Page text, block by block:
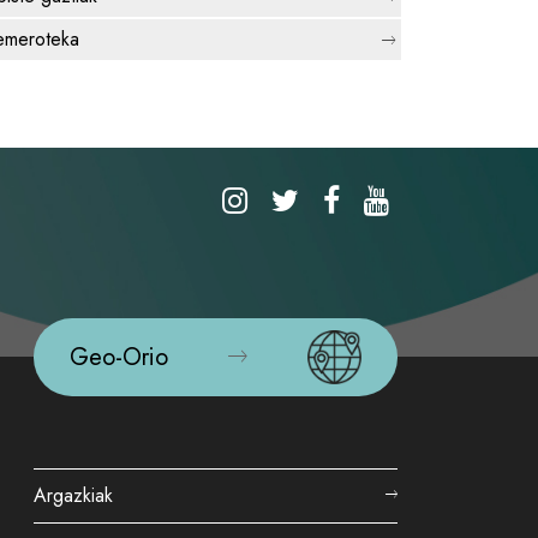
Geo-Orio
Argazkiak